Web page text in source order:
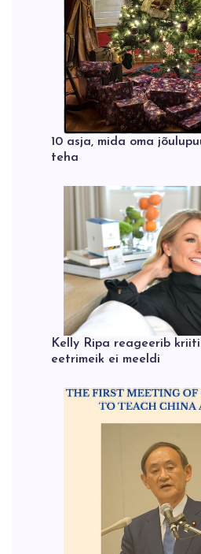
10 asja, mida oma
teha
Kelly Ripa reageerib
eetrimeik ei meeldi